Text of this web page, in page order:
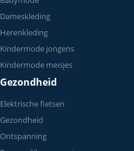
Dameskleding
Herenkleding
Kindermode jongens
Kindermode meisjes
Gezondheid
Elektrische fietsen
Gezondheid
Ontspanning